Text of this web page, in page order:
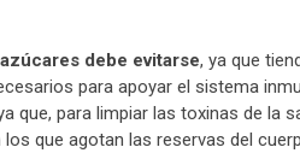
debe evitarse, ya que
para apoyar el sistema
que, para limpiar las toxinas de la
que agotan las reservas del